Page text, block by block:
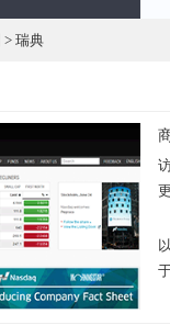
> 瑞典